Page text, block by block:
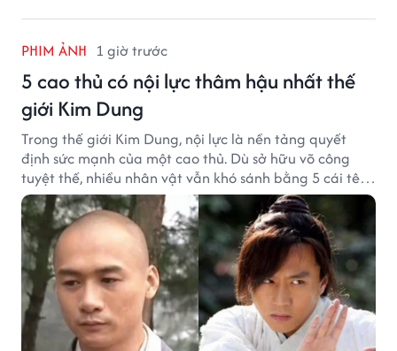
PHIM ẢNH 1 giờ trước
5 cao thủ có nội lực thâm hậu nhất thế
giới Kim Dung
Trong thế giới Kim Dung, nội lực là nền tảng quyết
định sức mạnh của một cao thủ. Dù sở hữu võ công
tuyệt thế, nhiều nhân vật vẫn khó sánh bằng 5 cái tên
dưới đây về độ thâm hậu của chân khí.